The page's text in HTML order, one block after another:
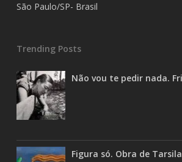
São Paulo/SP- Brasil
Trending Posts
Não vou te pedir nada.
Figura só. Obra de